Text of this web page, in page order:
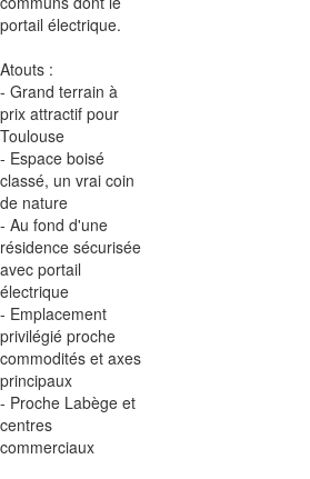
portail électrique.
Atouts :
- Grand terrain à
prix attractif pour
Toulouse
- Espace boisé
classé, un vrai coin
de nature
- Au fond d'une
résidence sécurisée
avec portail
électrique
- Emplacement
privilégié proche
commodités et axes
principaux
- Proche Labège et
centres
commerciaux